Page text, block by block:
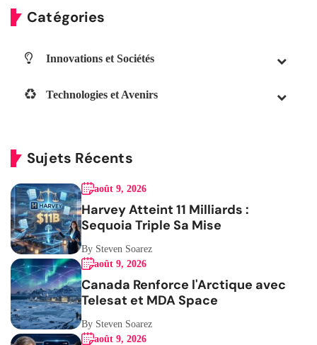
Catégories
Innovations et Sociétés
Technologies et Avenirs
Sujets Récents
août 9, 2026
Harvey Atteint 11 Milliards :
Sequoia Triple Sa Mise
By Steven Soarez
août 9, 2026
Canada Renforce l'Arctique avec
Telesat et MDA Space
By Steven Soarez
août 9, 2026